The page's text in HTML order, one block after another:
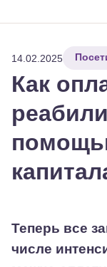
Шрифт -
О центре
Услуги
Интенсивные
Слухоречевая
Настройка
События
Аренда зала
14.02.2025
Как
Теперь все
числе